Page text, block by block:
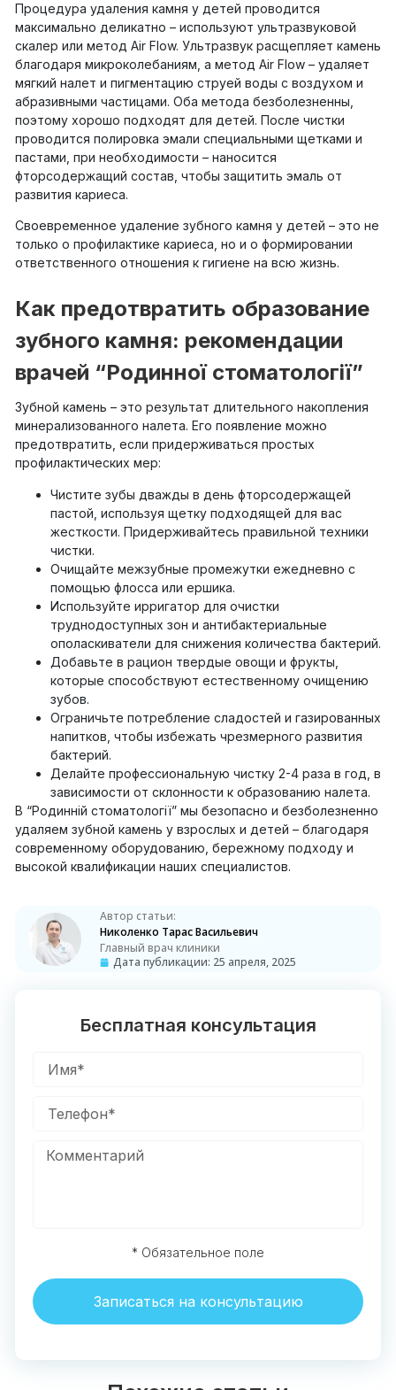
Процедура удаления камня у детей проводится
максимально деликатно – используют ультразвуковой
скалер или метод Air Flow. Ультразвук расщепляет камень
благодаря микроколебаниям, а метод Air Flow – удаляет
мягкий налет и пигментацию струей воды с воздухом и
абразивными частицами. Оба метода безболезненны,
поэтому хорошо подходят для детей. После чистки
проводится полировка эмали специальными щетками и
пастами, при необходимости – наносится
фторсодержащий состав, чтобы защитить эмаль от
развития кариеса.
Своевременное удаление зубного камня у детей – это не
только о профилактике кариеса, но и о формировании
ответственного отношения к гигиене на всю жизнь.
Как предотвратить образование
зубного камня: рекомендации
врачей “Родинної стоматології”
Зубной камень – это результат длительного накопления
минерализованного налета. Его появление можно
предотвратить, если придерживаться простых
профилактических мер:
Чистите зубы дважды в день фторсодержащей
пастой, используя щетку подходящей для вас
жесткости. Придерживайтесь правильной техники
чистки.
Очищайте межзубные промежутки ежедневно с
помощью флосса или ершика.
Используйте ирригатор для очистки
труднодоступных зон и антибактериальные
ополаскиватели для снижения количества бактерий.
Добавьте в рацион твердые овощи и фрукты,
которые способствуют естественному очищению
зубов.
Ограничьте потребление сладостей и газированных
напитков, чтобы избежать чрезмерного развития
бактерий.
Делайте профессиональную чистку 2-4 раза в год, в
зависимости от склонности к образованию налета.
В “Родинній стоматології” мы безопасно и безболезненно
удаляем зубной камень у взрослых и детей – благодаря
современному оборудованию, бережному подходу и
высокой квалификации наших специалистов.
Автор статьи:
Николенко Тарас Васильевич
Главный врач клиники
Дата публикации: 25 апреля, 2025
Бесплатная консультация
* Обязательное поле
Записаться на консультацию